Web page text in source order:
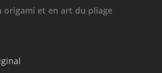
origami et en art du pliage